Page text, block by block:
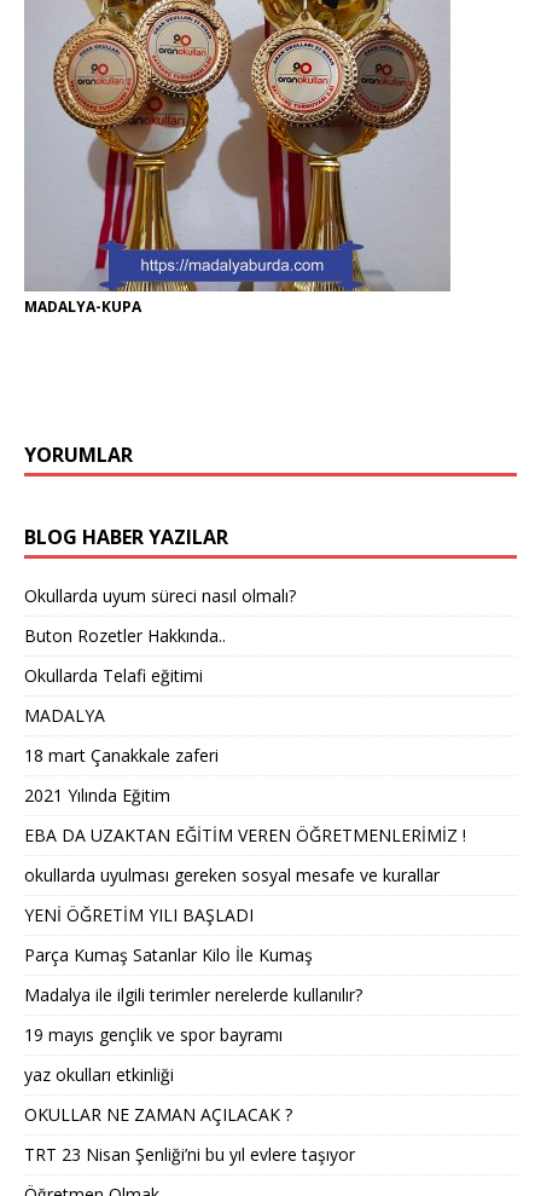
MADALYA-KUPA
YORUMLAR
BLOG HABER YAZILAR
Okullarda uyum süreci nasıl olmalı?
Buton Rozetler Hakkında..
Okullarda Telafi eğitimi
MADALYA
18 mart Çanakkale zaferi
2021 Yılında Eğitim
EBA DA UZAKTAN EĞİTİM VEREN ÖĞRETMENLERİMİZ !
okullarda uyulması gereken sosyal mesafe ve kurallar
YENİ ÖĞRETİM YILI BAŞLADI
Parça Kumaş Satanlar Kilo İle Kumaş
Madalya ile ilgili terimler nerelerde kullanılır?
19 mayıs gençlik ve spor bayramı
yaz okulları etkinliği
OKULLAR NE ZAMAN AÇILACAK ?
TRT 23 Nisan Şenliği’ni bu yıl evlere taşıyor